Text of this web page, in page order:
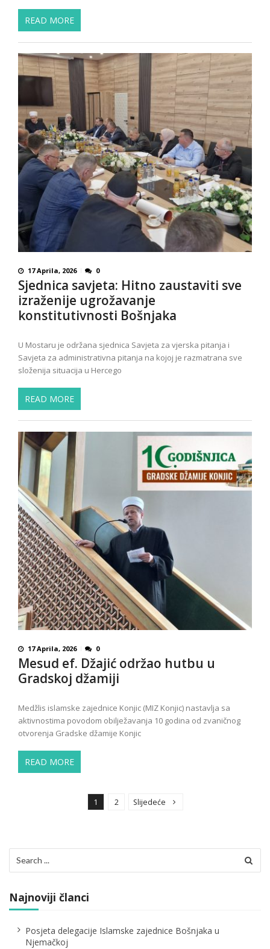
READ MORE
17 Aprila, 2026 0
Sjednica savjeta: Hitno zaustaviti sve
izraženije ugrožavanje
konstitutivnosti Bošnjaka
U Mostaru je održana sjednica Savjeta za vjerska pitanja i
Savjeta za administrativna pitanja na kojoj je razmatrana sve
složenija situacija u Hercego
READ MORE
17 Aprila, 2026 0
Mesud ef. Džajić održao hutbu u
Gradskoj džamiji
Medžlis islamske zajednice Konjic (MIZ Konjic) nastavlja sa
aktivnostima povodom obilježavanja 10 godina od zvaničnog
otvorenja Gradske džamije Konjic
READ MORE
s
p
g
n
1 2 Slijedeće
for:
Najnoviji članci
Posjeta delegacije Islamske zajednice Bošnjaka u
Njemačkoj